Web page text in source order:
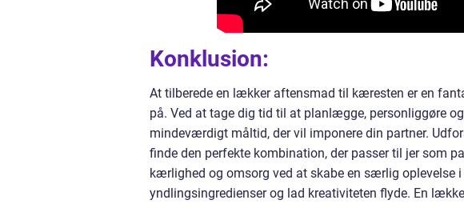
Konklusion:
At tilberede en lækker aftensmad til kæresten er en
på. Ved at tage dig tid til at planlægge, personliggøre
mindeværdigt måltid, der vil imponere din partner.
finde den perfekte kombination, der passer til jer som
kærlighed og omsorg ved at skabe en særlig
yndlingsingredienser og lad kreativiteten flyde. En